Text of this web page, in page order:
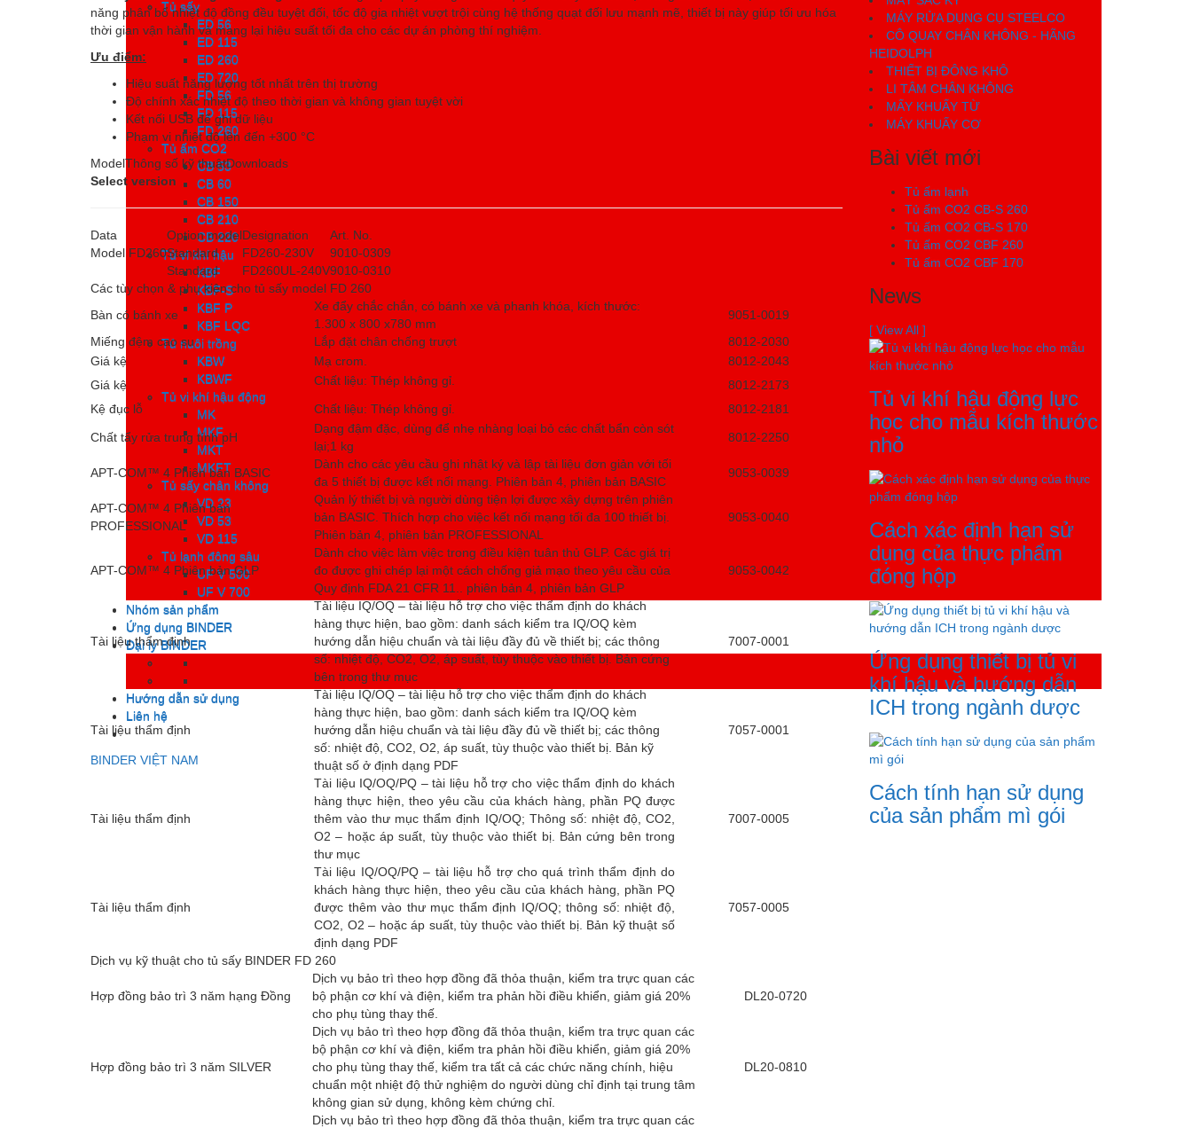
Tủ sấy
ED 56
ED 115
ED 260
ED 720
FD 56
FD 115
FD 260
Tủ ấm CO2
CB 53
CB 60
CB 150
CB 210
CB 220
Tủ vi khí hậu
KBF
KBF-S
KBF P
KBF LQC
Tủ nuôi trồng
KBW
KBWF
Tủ vi khí hậu động
MK
MKF
MKT
MKFT
Tủ sấy chân không
VD 23
VD 53
VD 115
Tủ lạnh đông sâu
UF V 500
UF V 700
Nhóm sản phẩm
Ứng dụng BINDER
Đại lý BINDER
Hướng dẫn sử dụng
Liên hệ
BINDER VIỆT NAM
Tủ sấy
ED 56
ED 115
ED 260
ED 720
FD 56
FD 115
FD 260
Tủ ấm CO2
CB 53
CB 60
CB 150
CB 210
CB 220
Tủ vi khí hậu
KBF
KBF-S
KBF P
KBF LQC
Tủ nuôi trồng
KBW
KBWF
Tủ vi khí hậu động
MK
MKF
MKT
MKFT
Tủ sấy chân không
VD 23
VD 53
VD 115
Tủ lạnh đông sâu
UF V 500
UF V 700
Nhóm sản phẩm
Ứng dụng BINDER
Đại lý BINDER
Hướng dẫn sử dụng
Liên hệ
năng phân bổ nhiệt độ đồng đều tuyệt đối, tốc độ gia nhiệt vượt trội cùng hệ thống quạt đối lưu mạnh mẽ, thiết bị này giúp tối ưu hóa
thời gian vận hành và mang lại hiệu suất tối đa cho các dự án phòng thí nghiệm.
Ưu điểm:
Hiệu suất năng lượng tốt nhất trên thị trường
Độ chính xác nhiệt độ theo thời gian và không gian tuyệt vời
Kết nối USB để ghi dữ liệu
Phạm vi nhiệt độ lên đến +300 °C
ModelThông số kỹ thuậtDownloads
Select version
Data Option modelDesignation
Art. No.
Model FD260Standard FD260-230V
9010-0309
Standard
FD260UL-240V9010-0310
Các tùy chọn & phụ kiện cho tủ sấy model FD 260
Bàn có bánh xe
Xe đẩy chắc chắn, có bánh xe và phanh khóa, kích thước:
1.300 x 800 x780 mm
9051-0019
Miếng đệm cao su
Lắp đặt chân chống trượt
8012-2030
Giá kệ
Mạ crom.
8012-2043
Giá kệ
Chất liệu: Thép không gỉ.
8012-2173
Kệ đục lỗ
Chất liệu: Thép không gỉ.
8012-2181
Chất tẩy rửa trung tính pH
Dạng đậm đặc, dùng để nhẹ nhàng loại bỏ các chất bẩn còn sót
lại;1 kg
8012-2250
APT-COM™ 4 Phiên bản BASIC
Dành cho các yêu cầu ghi nhật ký và lập tài liệu đơn giản với tối
đa 5 thiết bị được kết nối mạng. Phiên bản 4, phiên bản BASIC
9053-0039
APT-COM™ 4 Phiên bản
PROFESSIONAL
Quản lý thiết bị và người dùng tiện lợi được xây dựng trên phiên
bản BASIC. Thích hợp cho việc kết nối mạng tối đa 100 thiết bị.
Phiên bản 4, phiên bản PROFESSIONAL
9053-0040
APT-COM™ 4 Phiên bản GLP
Dành cho việc làm việc trong điều kiện tuân thủ GLP. Các giá trị
đo được ghi chép lại một cách chống giả mạo theo yêu cầu của
Quy định FDA 21 CFR 11.. phiên bản 4, phiên bản GLP
9053-0042
Tài liệu thẩm định
Tài liệu IQ/OQ – tài liệu hỗ trợ cho việc thẩm định do khách
hàng thực hiện, bao gồm: danh sách kiểm tra IQ/OQ kèm
hướng dẫn hiệu chuẩn và tài liệu đầy đủ về thiết bị; các thông
số: nhiệt độ, CO2, O2, áp suất, tùy thuộc vào thiết bị. Bản cứng
bên trong thư mục
7007-0001
Tài liệu thẩm định
Tài liệu IQ/OQ – tài liệu hỗ trợ cho việc thẩm định do khách
hàng thực hiện, bao gồm: danh sách kiểm tra IQ/OQ kèm
hướng dẫn hiệu chuẩn và tài liệu đầy đủ về thiết bị; các thông
số: nhiệt độ, CO2, O2, áp suất, tùy thuộc vào thiết bị. Bản kỹ
thuật số ở định dạng PDF
7057-0001
Tài liệu thẩm định
Tài liệu IQ/OQ/PQ – tài liệu hỗ trợ cho việc thẩm định do khách
hàng thực hiện, theo yêu cầu của khách hàng, phần PQ được
thêm vào thư mục thẩm định IQ/OQ; Thông số: nhiệt độ, CO2,
O2 – hoặc áp suất, tùy thuộc vào thiết bị. Bản cứng bên trong
thư mục
7007-0005
Tài liệu thẩm định
Tài liệu IQ/OQ/PQ – tài liệu hỗ trợ cho quá trình thẩm định do
khách hàng thực hiện, theo yêu cầu của khách hàng, phần PQ
được thêm vào thư mục thẩm định IQ/OQ; thông số: nhiệt độ,
CO2, O2 – hoặc áp suất, tùy thuộc vào thiết bị. Bản kỹ thuật số
định dạng PDF
7057-0005
Dịch vụ kỹ thuật cho tủ sấy BINDER FD 260
Hợp đồng bảo trì 3 năm hạng Đồng
Dịch vụ bảo trì theo hợp đồng đã thỏa thuận, kiểm tra trực quan các
bộ phận cơ khí và điện, kiểm tra phản hồi điều khiển, giảm giá 20%
cho phụ tùng thay thế.
DL20-0720
Hợp đồng bảo trì 3 năm SILVER
Dịch vụ bảo trì theo hợp đồng đã thỏa thuận, kiểm tra trực quan các
bộ phận cơ khí và điện, kiểm tra phản hồi điều khiển, giảm giá 20%
cho phụ tùng thay thế, kiểm tra tất cả các chức năng chính, hiệu
chuẩn một nhiệt độ thử nghiệm do người dùng chỉ định tại trung tâm
không gian sử dụng, không kèm chứng chỉ.
DL20-0810
Dịch vụ bảo trì theo hợp đồng đã thỏa thuận, kiểm tra trực quan các
MÁY RỬA DỤNG CỤ STEELCO
CÔ QUAY CHÂN KHÔNG - HÃNG
HEIDOLPH
THIẾT BỊ ĐÔNG KHÔ
LI TÂM CHÂN KHÔNG
MẤY KHUẤY TỪ
MÁY KHUẤY CƠ
Bài viết mới
Tủ ấm lạnh
Tủ ấm CO2 CB-S 260
Tủ ấm CO2 CB-S 170
Tủ ấm CO2 CBF 260
Tủ ấm CO2 CBF 170
News
[ View All ]
Tủ vi khí hậu động lực
học cho mẫu kích thước
nhỏ
Cách xác định hạn sử
dụng của thực phẩm
đóng hộp
Ứng dụng thiết bị tủ vi
khí hậu và hướng dẫn
ICH trong ngành dược
Cách tính hạn sử dụng
của sản phẩm mì gói